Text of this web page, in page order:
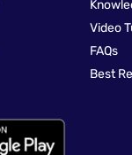
Video
FAQs
Best